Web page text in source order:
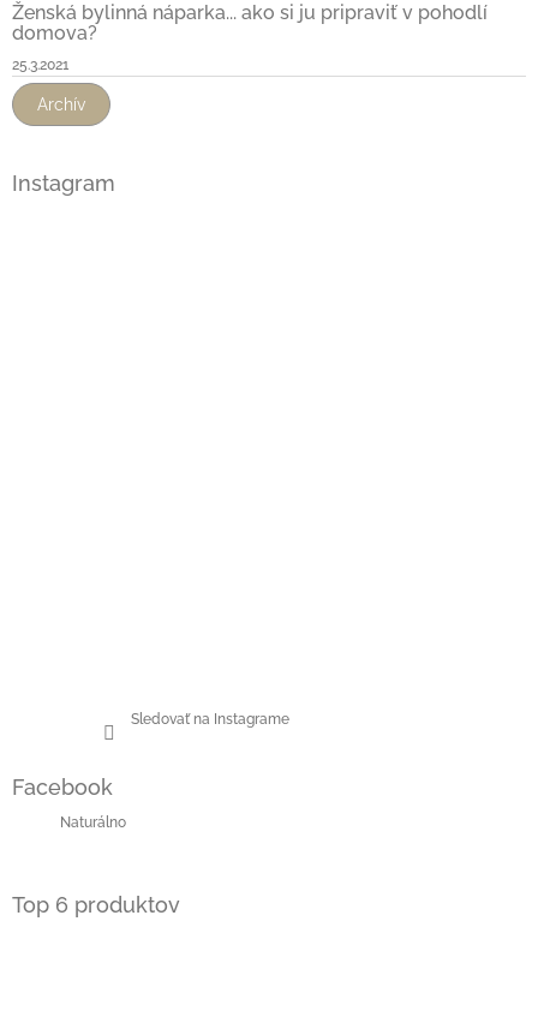
Ženská bylinná náparka... ako si ju pripraviť v pohodlí
domova?
25.3.2021
Archív
Instagram
Sledovať na Instagrame
Facebook
Naturálno
Top 6 produktov